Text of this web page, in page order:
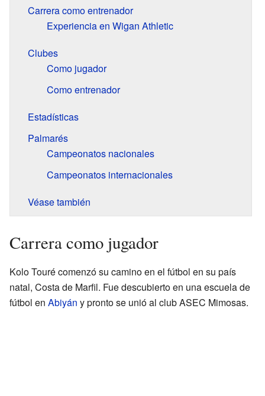
Carrera como entrenador
Experiencia en Wigan Athletic
Clubes
Como jugador
Como entrenador
Estadísticas
Palmarés
Campeonatos nacionales
Campeonatos internacionales
Véase también
Carrera como jugador
Kolo Touré comenzó su camino en el fútbol en su país
natal, Costa de Marfil. Fue descubierto en una escuela de
fútbol en Abiyán y pronto se unió al club ASEC Mimosas.